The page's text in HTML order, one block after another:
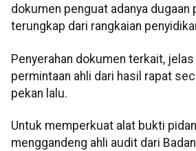
dokumen penguat adanya dugaan
terungkap dari rangkaian
Penyerahan dokumen terkait,
permintaan ahli dari hasil rapat
pekan lalu.
Untuk memperkuat alat bukti
menggandeng ahli audit dari